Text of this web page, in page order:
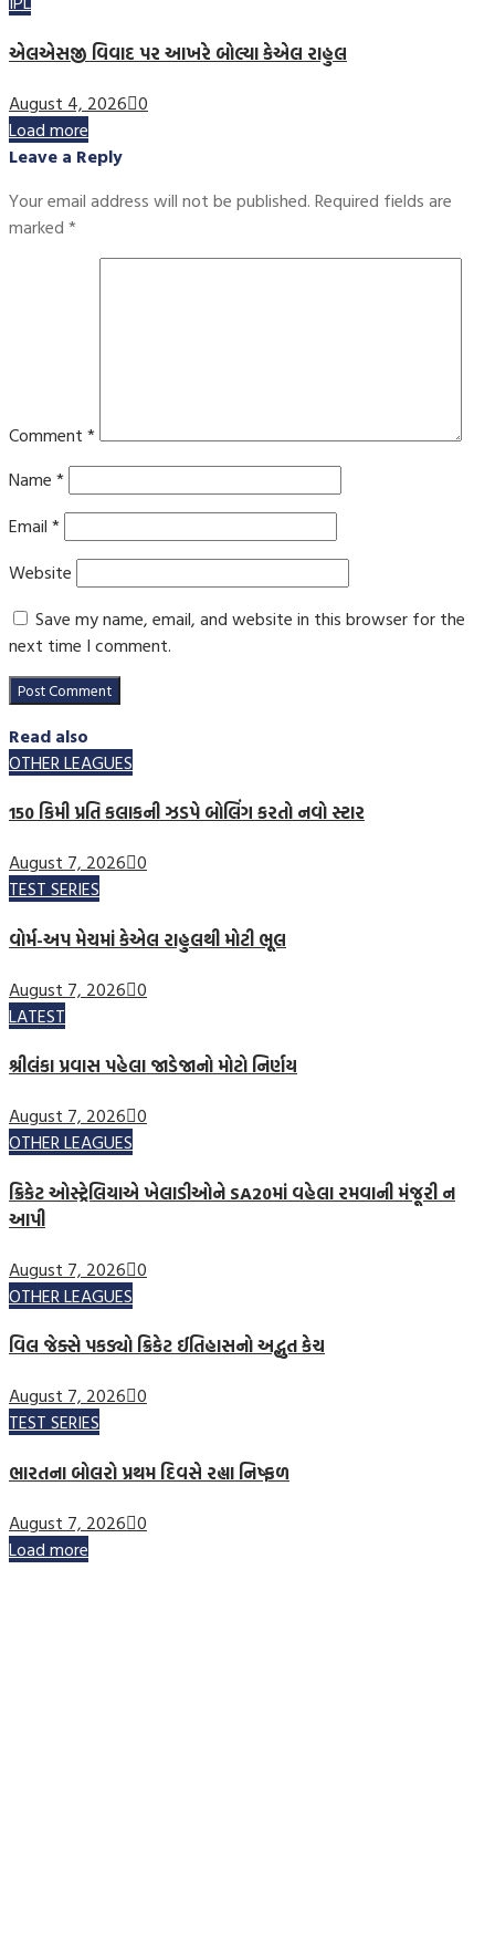
એલએસજી વિવાદ પર આખરે બોલ્યા કેએલ રાહુલ
August 4, 2026 0
Load more
Leave a Reply
Your email address will not be published. Required fields are
marked *
Comment *
Name *
Email *
Website
Save my name, email, and website in this browser for the
next time I comment.
Read also
OTHER LEAGUES
150 કિમી પ્રતિ કલાકની ઝડપે બોલિંગ કરતો નવો સ્ટાર
August 7, 2026 0
TEST SERIES
વોર્મ-અપ મેચમાં કેએલ રાહુલથી મોટી ભૂલ
August 7, 2026 0
LATEST
શ્રીલંકા પ્રવાસ પહેલા જાડેજાનો મોટો નિર્ણય
August 7, 2026 0
OTHER LEAGUES
ક્રિકેટ ઓસ્ટ્રેલિયાએ ખેલાડીઓને SA20માં વહેલા રમવાની મંજૂરી ન
આપી
August 7, 2026 0
OTHER LEAGUES
વિલ જેક્સે પકડ્યો ક્રિકેટ ઈતિહાસનો અદ્ભુત કેચ
August 7, 2026 0
TEST SERIES
ભારતના બોલરો પ્રથમ દિવસે રહ્યા નિષ્ફળ
August 7, 2026 0
Load more